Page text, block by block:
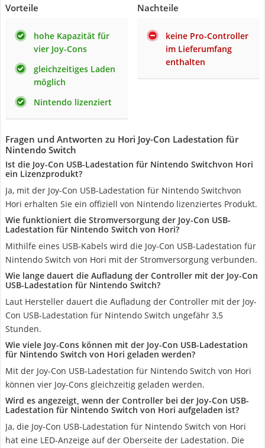
Vorteile
hohe Kapazität für
vier Joy-Cons
gleichzeitiges Laden
möglich
Nintendo lizenziert
Nachteile
keine Pro-Controller
im Lieferumfang
enthalten
Fragen und Antworten zu Hori Joy-Con Ladestation für
Nintendo Switch
Ist die Joy-Con USB-Ladestation für Nintendo Switchvon Hori
ein Lizenzprodukt?
Ja, mit der Joy-Con USB-Ladestation für Nintendo Switchvon
Hori erhalten Sie ein offiziell von Nintendo lizenziertes Produkt.
Wie funktioniert die Stromversorgung der Joy-Con USB-
Ladestation für Nintendo Switch von Hori?
Mithilfe eines USB-Kabels wird die Joy-Con USB-Ladestation für
Nintendo Switch von Hori mit der Stromversorgung verbunden.
Wie lange dauert die Aufladung der Controller mit der Joy-Con
USB-Ladestation für Nintendo Switch?
Laut Hersteller dauert die Aufladung der Controller mit der Joy-
Con USB-Ladestation für Nintendo Switch ungefähr 3,5
Stunden.
Wie viele Joy-Cons können mit der Joy-Con USB-Ladestation
für Nintendo Switch von Hori geladen werden?
Mit der Joy-Con USB-Ladestation für Nintendo Switch von Hori
können vier Joy-Cons gleichzeitig geladen werden.
Wird es angezeigt, wenn der Controller bei der Joy-Con USB-
Ladestation für Nintendo Switch von Hori aufgeladen ist?
Ja, die Joy-Con USB-Ladestation für Nintendo Switch von Hori
hat eine LED-Anzeige auf der Oberseite der Ladestation. Die